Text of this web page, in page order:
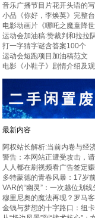
音乐广播节目片花开头语的
小品《你好，李焕英》完整
电影动画片《哪吒之魔童降
运动会加油稿:赞裁判和拉拉
打一字猜字谜含答案100个
运动会短跑项目加油稿范文
电影《小鞋子》剧情介绍及
最新内容
阿权站长解析:当前内卷与经
警告：本网站正遭受攻击，请
人人都在刷视频看广告签定
多特蒙德的青春风暴：17岁
VAR的“幽灵”：一次越位划
穆里尼奥的魔法再现？罗马
金钱与梦想的十字路口：纽